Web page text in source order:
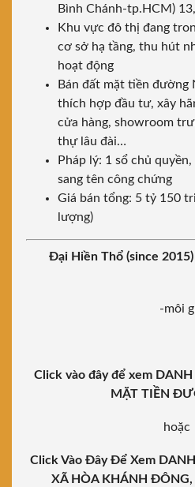
Bình Chánh-tp.HCM)
Khu vực đô thị đang
cơ sở hạ tầng, thu hút
hoạt động
Bán đất mặt tiền đường
thích hợp đầu tư, xây
cửa hàng, showroom
thự lâu đài…
Pháp lý: 1 sổ chủ
sang tên công chứng
Giá bán tổng: 5 tỷ 150
lượng)
Đại Hiền Thổ (since 2015)
-môi
Click vào đây để xem
MẶT TIỀN
hoặc
Click Vào Đây Để Xem
XÃ HÒA KHÁNH